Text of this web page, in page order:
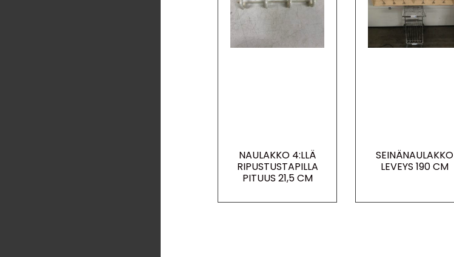
NAULAKKO 4:LLÄ
RIPUSTUSTAPILLA
PITUUS 21,5 CM
SEINÄNAULAKKO
LEVEYS 190 CM